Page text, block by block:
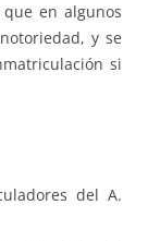
en algunos
y se
si
del A.